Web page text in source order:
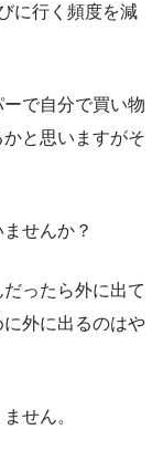
に行く頻度を減
で自分で買い物
と思いますがそ
せんか？
ったら外に出て
外に出るのはや
せん。